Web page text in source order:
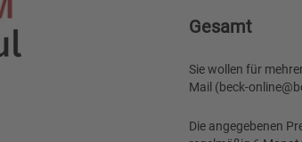
Gesamt
Sie wollen für
Mail (beck-
Die angegebenen